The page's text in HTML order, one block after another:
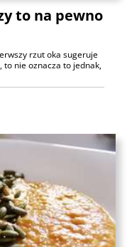
to na pewno
rzut oka sugeruje
to nie oznacza to jednak,